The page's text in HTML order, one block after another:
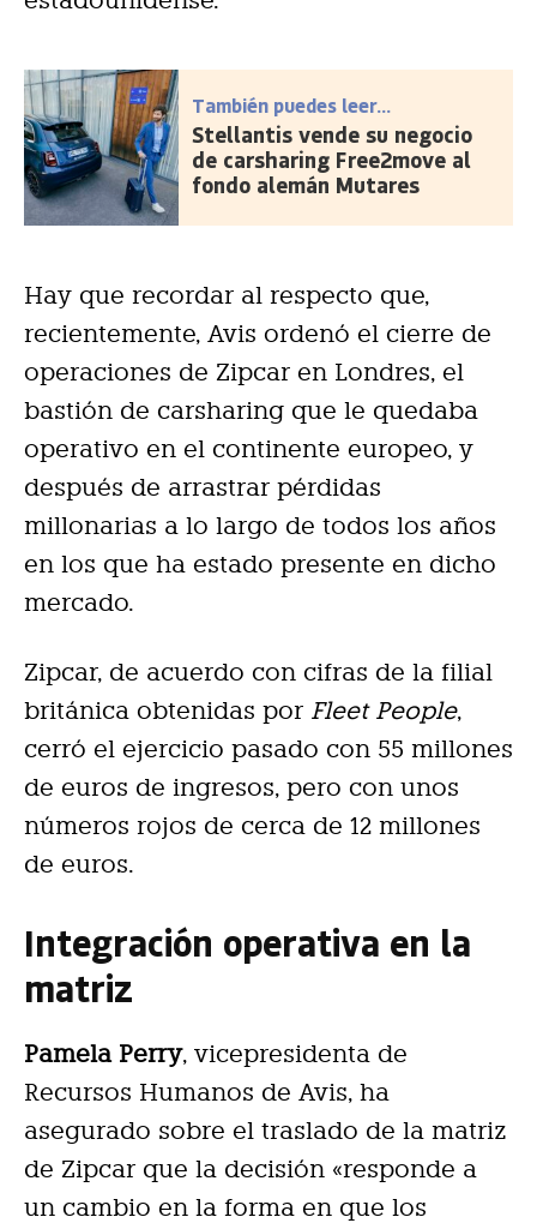
También puedes leer...
Stellantis vende su negocio
de carsharing Free2move al
fondo alemán Mutares
Hay que recordar al respecto que,
recientemente, Avis ordenó el cierre de
operaciones de Zipcar en Londres, el
bastión de carsharing que le quedaba
operativo en el continente europeo, y
después de arrastrar pérdidas
millonarias a lo largo de todos los años
en los que ha estado presente en dicho
mercado.
Zipcar, de acuerdo con cifras de la filial
británica obtenidas por Fleet People,
cerró el ejercicio pasado con 55 millones
de euros de ingresos, pero con unos
números rojos de cerca de 12 millones
de euros.
Integración operativa en la
matriz
Pamela Perry, vicepresidenta de
Recursos Humanos de Avis, ha
asegurado sobre el traslado de la matriz
de Zipcar que la decisión «responde a
un cambio en la forma en que los